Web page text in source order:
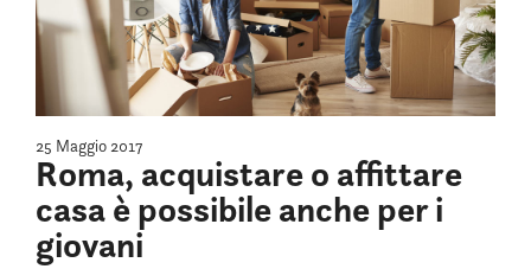
25 Maggio 2017
Roma, acquistare o affittare
casa è possibile anche per i
giovani